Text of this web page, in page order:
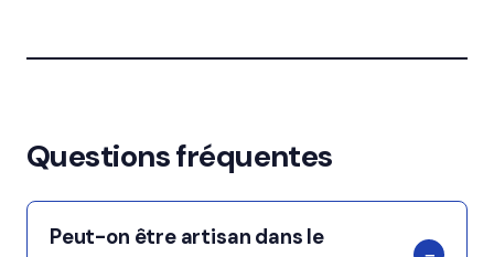
Questions fréquentes
Peut-on être artisan dans le